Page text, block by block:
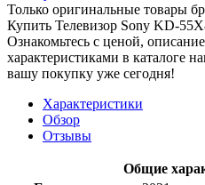
Только оригинальные товары
Купить Телевизор Sony KD-
Ознакомьтесь с ценой,
характеристиками в каталоге
вашу покупку уже сегодня!
Характеристики
Обзор
Отзывы
Общие